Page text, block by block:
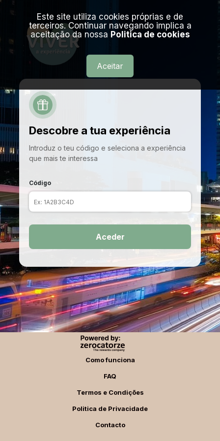
Descobre a tua experiência
Introduz o teu código e seleciona a experiência
que mais te interessa
Código
Aceder
Como funciona
FAQ
Termos e Condições
Politica de Privacidade
Contacto
Este site utiliza cookies próprias e de
terceiros. Continuar navegando implica a
aceitação da nossa Politica de cookies
Aceitar